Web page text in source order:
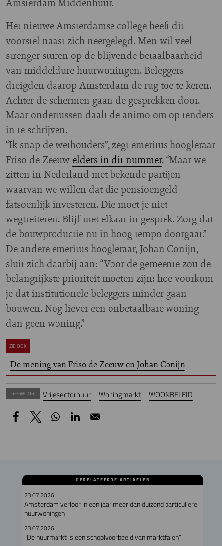
Het nieuwe Amsterdamse college heeft dit
voorstel naast zich neergelegd. Men wil veel
strenger sturen op de blijvende betaalbaarheid
van middeldure huurwoningen. Beleggers
dreigden daarop Amsterdam de rug toe te keren.
Achter de schermen gaan de gesprekken door.
Maar ondertussen daalt de animo om op tenders
in te schrijven.
“Ik snap de wethouders”, zegt emeritus-hoogleraar
Friso de Zeeuw elders in dit nummer. “Maar we
zitten in Nederland met bekende partijen
waarvan we willen dat die pensioengeld
fatsoenlijk investeren. Die moet je niet
wegtreiteren. Blijf met elkaar in gesprek. Zorg dat
de bouwproductie nu in hoog tempo doorgaat.”
De andere emeritus-hoogleraar, Johan Conijn,
sluit zich daarbij aan: “Voor de gemeente zou de
belangrijkste prioriteit moeten zijn: hoe voorkom
je dat institutionele beleggers minder gaan
bouwen. Nog liever een onbetaalbare woning
dan geen woning.”
ZIE OOK
De mening van Friso de Zeeuw en Johan Conijn
TREFWOORD Vrijesectorhuur Woningmarkt WOONBELEID
GERELATEERDE ARTIKELEN
23.07.2026
Amsterdam verloor in een jaar meer dan duizend particuliere
huurwoningen
23.07.2026
“De huurmarkt is een schoolvoorbeeld van marktfalen”